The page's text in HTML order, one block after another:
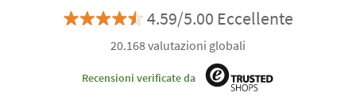
4.59/5.00 Eccellente
20.168 valutazioni globali
Recensioni verificate da